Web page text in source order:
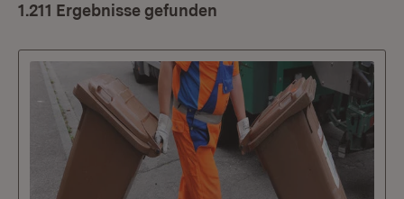
1.211 Ergebnisse gefunden